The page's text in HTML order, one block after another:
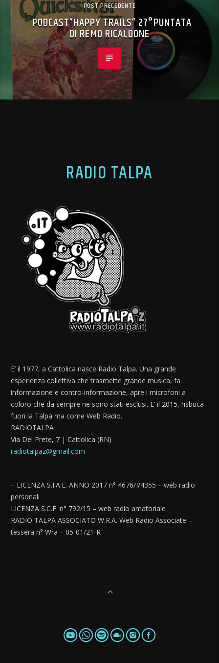
POST PRECEDENTE
PODCAST”HAPPY TRAILS” 27°PUNTATA
DI REMO RICALDONE
RADIO TALPA
E’ il 1977, a Cattolica nasce Radio Talpa. Una grande
esperienza collettiva che trasmette grande musica, fa
informazione e contro-informazione, apre i microfoni a
coloro che da sempre ne sono stati esclusi. E’ il 2015, risbuca
fuori la Talpa ma come Web Radio.
RADIOTALPA
Via Del Prete, 7 | Cattolica (RN)
radiotalpaz@gmail.com
– LICENZA S.I.A.E. ANNO 2017 n° 4676/I/4355 – web radio
personali
LICENZA S.C.F. n° 792/15 – web radio amatoriale
RADIO TALPA ASSOCIATO W.R.A. Web Radio Associate –
tessera n° Wra – 05-01/21-R